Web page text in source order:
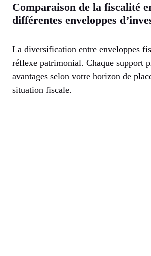
Comparaison de la fiscalité
différentes enveloppes
La diversification entre enveloppes
réflexe patrimonial. Chaque support
avantages selon votre horizon de
situation fiscale.